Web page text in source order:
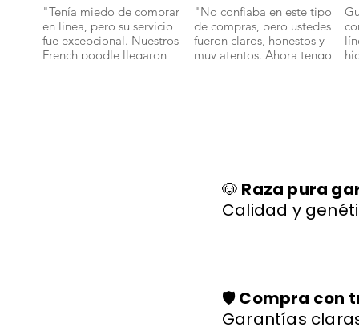
"Tenía miedo de comprar
en línea, pero su servicio
fue excepcional. Nuestros
French poodle llegaron
"No confiaba en este tipo
de compras, pero ustedes
fueron claros, honestos y
muy atentos. Ahora tengo
🐶 Raza pura
Calidad y
🛡️Compra con
Garantías